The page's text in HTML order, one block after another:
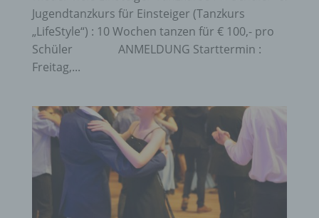
Jugendtanzkurs für Einsteiger (Tanzkurs
„LifeStyle“) : 10 Wochen tanzen für € 100,- pro
Schüler ANMELDUNG Starttermin :
Freitag,...